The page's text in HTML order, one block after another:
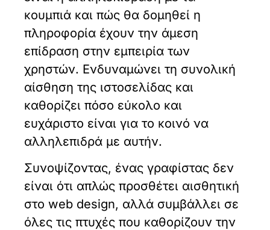
κουμπιά και πώς θα δομηθεί η
πληροφορία έχουν την άμεση
επίδραση στην εμπειρία των
χρηστών. Ενδυναμώνει τη συνολική
αίσθηση της ιστοσελίδας και
καθορίζει πόσο εύκολο και
ευχάριστο είναι για το κοινό να
αλληλεπιδρά με αυτήν.
Συνοψίζοντας, ένας γραφίστας δεν
είναι ότι απλώς προσθέτει αισθητική
στο web design, αλλά συμβάλλει σε
όλες τις πτυχές που καθορίζουν την